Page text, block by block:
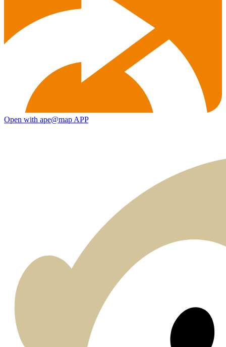
Open with ape@map APP